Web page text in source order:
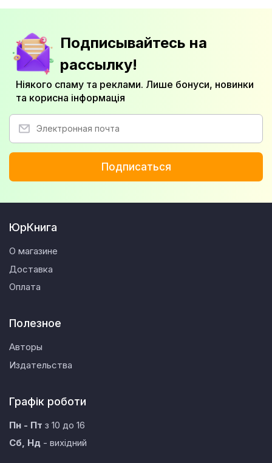
Подписывайтесь на
рассылку!
Ніякого спаму та реклами. Лише бонуси, новинки
та корисна інформація
Подписаться
ЮрКнига
О магазине
Доставка
Оплата
Полезное
Авторы
Издательства
Графік роботи
Пн - Пт з 10 до 16
Сб, Нд - вихідний